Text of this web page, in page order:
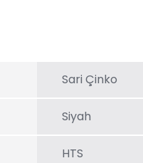
Sari Çinko
Siyah
HTS